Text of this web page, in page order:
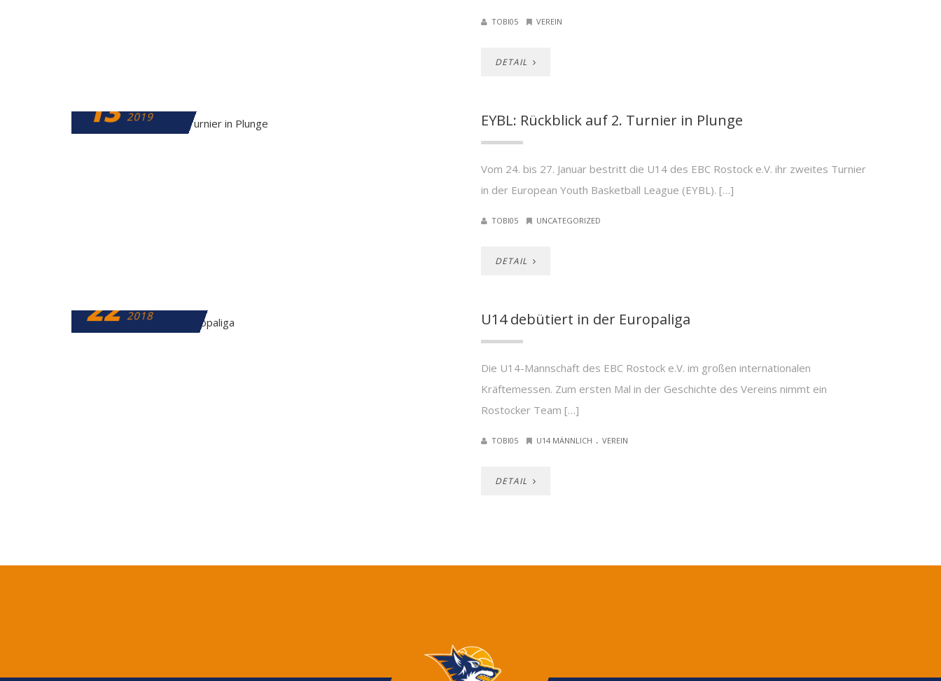
TOBI05 VEREIN
DETAIL
13 2019
EYBL: Rückblick auf 2. Turnier in Plunge
Vom 24. bis 27. Januar bestritt die U14 des EBC Rostock e.V. ihr zweites Turnier
in der European Youth Basketball League (EYBL). […]
TOBI05 UNCATEGORIZED
DETAIL
22 2018
U14 debütiert in der Europaliga
Die U14-Mannschaft des EBC Rostock e.V. im großen internationalen
Kräftemessen. Zum ersten Mal in der Geschichte des Vereins nimmt ein
Rostocker Team […]
TOBI05 U14 MÄNNLICH . VEREIN
DETAIL